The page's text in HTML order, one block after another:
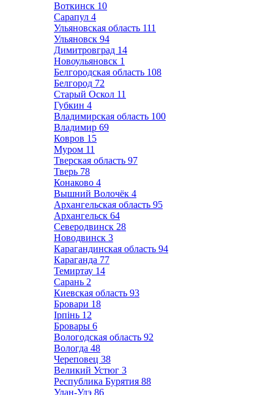
Воткинск 10
Сарапул 4
Ульяновская область 111
Ульяновск 94
Димитровград 14
Новоульяновск 1
Белгородская область 108
Белгород 72
Старый Оскол 11
Губкин 4
Владимирская область 100
Владимир 69
Ковров 15
Муром 11
Тверская область 97
Тверь 78
Конаково 4
Вышний Волочёк 4
Архангельская область 95
Архангельск 64
Северодвинск 28
Новодвинск 3
Карагандинская область 94
Караганда 77
Темиртау 14
Сарань 2
Киевская область 93
Бровари 18
Ірпінь 12
Бровары 6
Вологодская область 92
Вологда 48
Череповец 38
Великий Устюг 3
Республика Бурятия 88
Улан-Удэ 86